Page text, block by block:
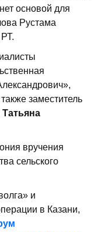
основой для
Рустама
заместитель
Татьяна
вручения
сельского
и
в Казани,